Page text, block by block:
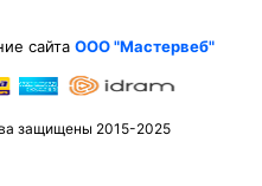
сайтаООО "Мастервеб"
защищены 2015-2025